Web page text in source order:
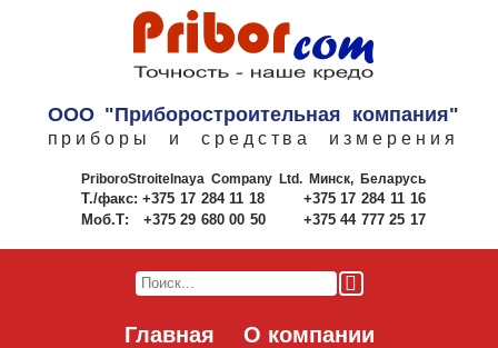
ООО "Приборостроительная компания"
приборы и средства измерения
PriboroStroitelnaya Company Ltd.Минск, Беларусь
Т./факс: +375 17 284 11 18
+375 17 284 11 16
Моб.Т:
+375 29 680 00 50 +375 44 777 25 17
Главная О компании